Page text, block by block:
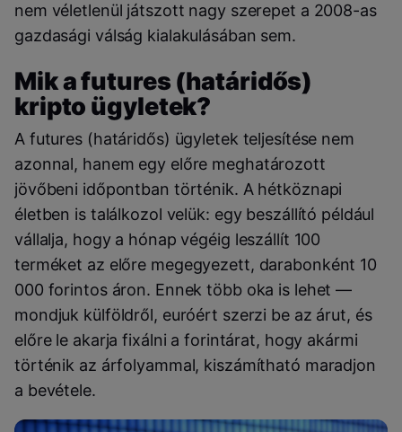
nem véletlenül játszott nagy szerepet a 2008-as
gazdasági válság kialakulásában sem.
Mik a futures (határidős)
kripto ügyletek?
A futures (határidős) ügyletek teljesítése nem
azonnal, hanem egy előre meghatározott
jövőbeni időpontban történik. A hétköznapi
életben is találkozol velük: egy beszállító például
vállalja, hogy a hónap végéig leszállít 100
terméket az előre megegyezett, darabonként 10
000 forintos áron. Ennek több oka is lehet —
mondjuk külföldről, euróért szerzi be az árut, és
előre le akarja fixálni a forintárat, hogy akármi
történik az árfolyammal, kiszámítható maradjon
a bevétele.